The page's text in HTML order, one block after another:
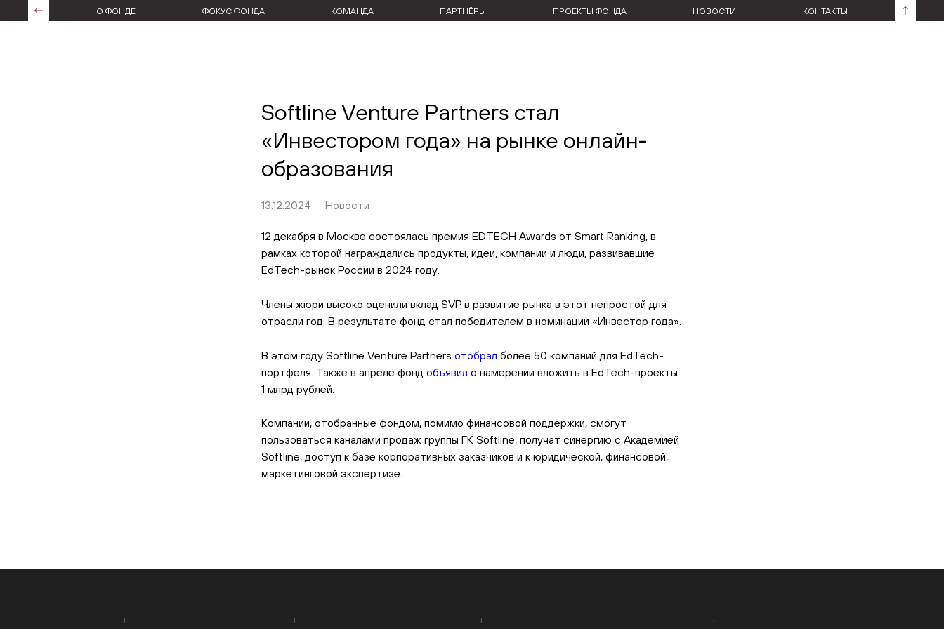
О ФОНДЕ ФОКУС ФОНДА КОМАНДА ПАРТНЁРЫ ПРОЕКТЫ ФОНДА НОВОСТИ КОНТАКТЫ
Softline Venture Partners стал
«Инвестором года» на рынке онлайн-
образования
13.12.2024 Новости
12 декабря в Москве состоялась премия EDTECH Awards от Smart Ranking, в
рамках которой награждались продукты, идеи, компании и люди, развивавшие
EdTech-рынок России в 2024 году.
Члены жюри высоко оценили вклад SVP в развитие рынка в этот непростой для
отрасли год. В результате фонд стал победителем в номинации «Инвестор года».
В этом году Softline Venture Partners отобрал более 50 компаний для EdTech-
портфеля. Также в апреле фонд объявил о намерении вложить в EdTech-проекты
1 млрд рублей.
Компании, отобранные фондом, помимо финансовой поддержки, смогут
пользоваться каналами продаж группы ГК Softline, получат синергию с Академией
Softline, доступ к базе корпоративных заказчиков и к юридической, финансовой,
маркетинговой экспертизе.